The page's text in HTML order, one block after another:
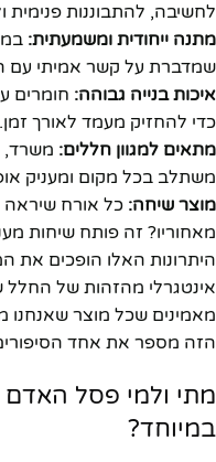
לחשיבה, להתבוננות פנימית
מתנה ייחודית ומשמעתית:
שמדברת על קשר אמיתי עם
איכות בנייה גבוהה: חומרים
כדי להחזיק מעמד לאורך זמן.
מתאים למגוון חללים: משרד,
משתלב בכל מקום ומעניק
מוצר שיחה: כל אורח
מאחוריו? זה פותח שיחות
היתרונות האלו הופכים את
אינטגרלי מהזהות של
מאמינים שכל מוצר שאנחנו
הזה מספר את אחד
מתי ולמי פסל
במיוחד?